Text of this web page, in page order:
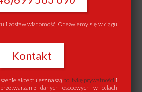
i zostaw wiadomość. Odezwiemy się w ciągu
Kontakt
akceptujesz naszą politykę prywatności i
danych osobowych w celach